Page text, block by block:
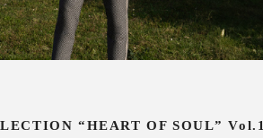
“HEART OF SOUL” Vol.1